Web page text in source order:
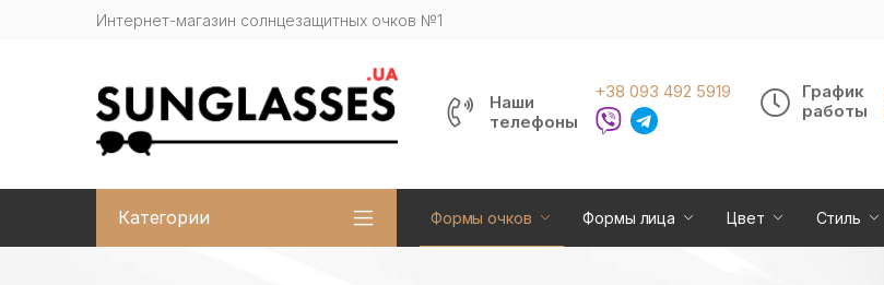
Интернет-магазин солнцезащитных очков №1
Наши
телефоны
+38 093 492 5919
График
работы
Категории Формы очков Формы лица Цвет Стиль